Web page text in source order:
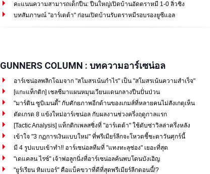
คะแนนความสามารถเด็กปืน: ปืนใหญ่เปิดบ้านอัดตราหมี 1-0 ลิ่วชิง
บทสัมภาษณ์ "อาร์เตต้า" ก่อนเปิดบ้านรับตราหมีรอบรองยูซีแอล
GUNNERS COLUMN : บทความอาร์เซน่อล
อาร์เซน่อลพลิกโฉมจาก "สโมสรเน้นกำไร" เป็น "สโมสรเน้นความสำเร็จ"
[แกะแท็กติก] เชลชีมาแผนหมุนเวียนแดนกลางปืนปั่นป่วน
"มาร์ติน ซูบิเมนดี้" กับศักยภาพอีกด้านของเกมส์ที่หลายคนไม่สังเกตุเห็น
ตัดเกรด 8 แข้งใหม่อาร์เซน่อล กับผลงานช่วงครึ่งฤดูกาลแรก
[Tactic Analysis] แท็กติกเพลสซิ่งที่ "อาร์เตต้า" ใช้ดับซ่าวิลล่าครึ่งหลัง
เข้าใจ "3 กฏการเงินแบบใหม่" ที่พรีเมียร์ลีกจะโหวตชี้ชะตาวันศุกร์นี้
มี 4 รูปแบบเข้าทำ!! อาร์เซน่อลทีมที่ "แทงทะลุช่อง" เยอะที่สุด
"เดแคลน ไรซ์" เจ้าพ่อลูกนิ่งที่อาร์เซน่อลค้นพบโดนบังเอิญ
"ยูร์เรียน ทิมเบอร์" คือแบ็คขวาที่ดีที่สุดพรีเมียร์ลีกตอนนี้!?